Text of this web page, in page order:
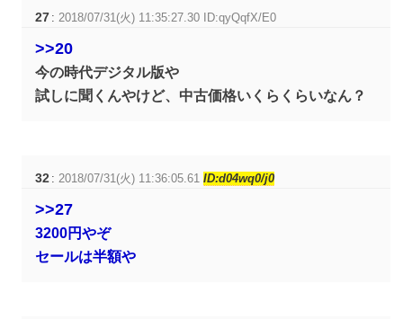
27 : 2018/07/31(火) 11:35:27.30 ID:qyQqfX/E0
>>20
今の時代デジタル版や
試しに聞くんやけど、中古価格いくらくらいなん？
32 : 2018/07/31(火) 11:36:05.61ID:d04wq0/j0
>>27
3200円やぞ
セールは半額や